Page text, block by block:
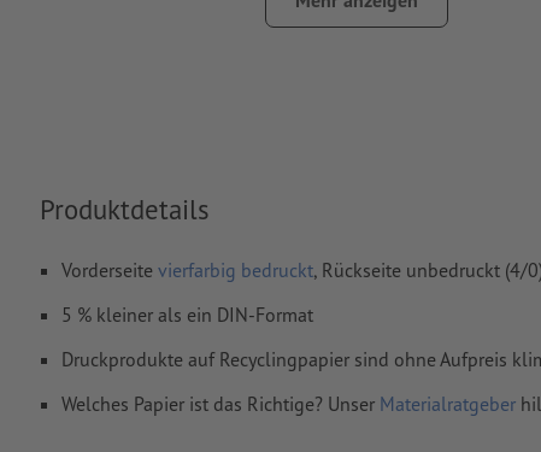
Rechtschreib- und Satzfehlerwerden von uns nicht geprüft
Produktdetails
Vorderseite vierfarbig bedruckt, Rückseite unbedruckt (4/
5 % kleiner als ein DIN-Format
Druckprodukte auf Recyclingpapier sind ohne Aufpreis
Welches Papier ist das Richtige? Unser Materialratgeber